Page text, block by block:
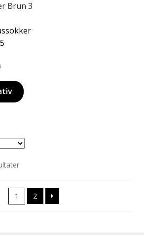
Brun 3
1 2